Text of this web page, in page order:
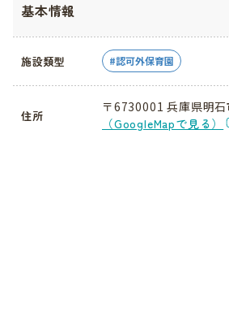
基本情報
施設類型 認可外保育園
住所
〒6730001 兵庫県明
（GoogleMapで見る）